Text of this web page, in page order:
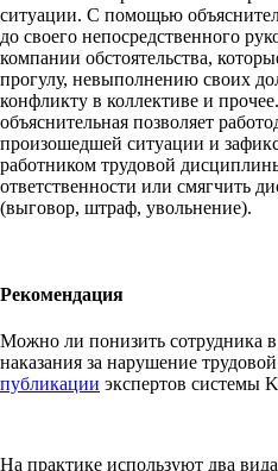
ситуации. С помощью
до своего непосредственного
компании обстоятельства,
прогулу, невыполнению своих
конфликту в коллективе и
объяснительная позволяет
произошедшей ситуации и
работником трудовой
ответственности или смягчить
(выговор, штраф, увольнение).
Рекомендация
Можно ли понизить сотрудника в
наказания за нарушение
публикации экспертов системы
На практике используют два